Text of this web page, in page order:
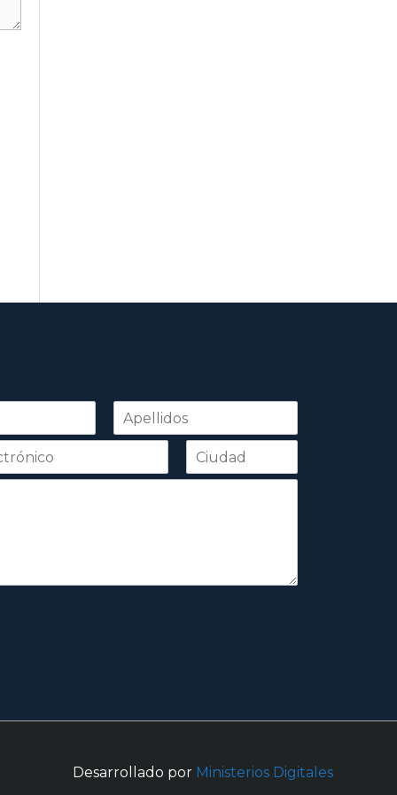
Apellidos
Desarrollado por Ministerios Digitales